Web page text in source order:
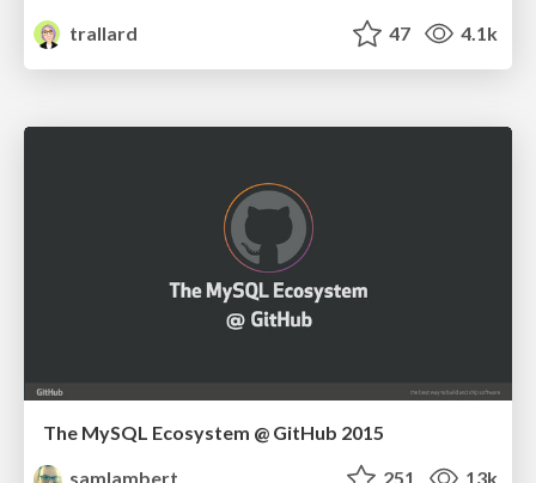
trallard
47 4.1k
The MySQL Ecosystem @ GitHub 2015
samlambert
251 13k